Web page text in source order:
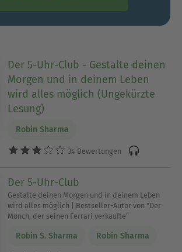
Der 5-Uhr-Club - Gestalte deinen
Morgen und in deinem Leben
wird alles möglich (Ungekürzte
Lesung)
Robin Sharma
34 Bewertungen
Der 5-Uhr-Club
Gestalte deinen Morgen und in deinem Leben
wird alles möglich | Bestseller-Autor von "Der
Mönch, der seinen Ferrari verkaufte"
Robin S. Sharma Robin Sharma